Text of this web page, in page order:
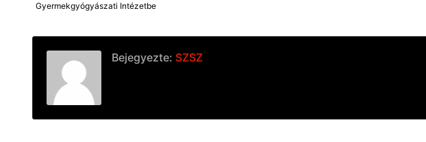
Gyermekgyógyászati Intézetbe
Bejegyezte: SZSZ